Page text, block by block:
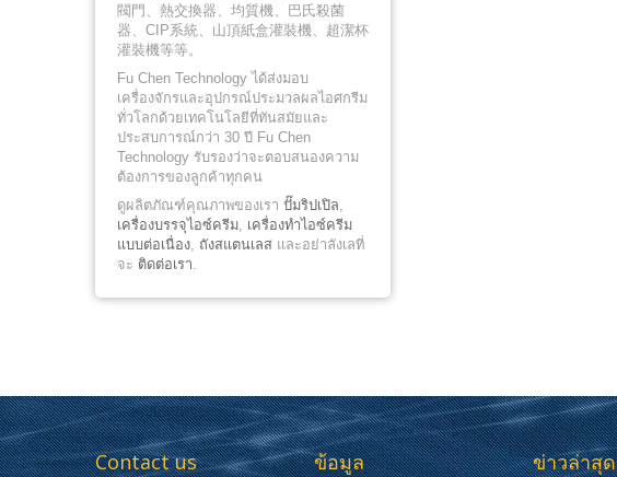
閥門、熱交換器、均質機、巴氏殺菌
器、CIP系統、山頂紙盒灌裝機、超潔杯
灌裝機等等。
Fu Chen Technology ได้ส่งมอบ
เครื่องจักรและอุปกรณ์ประมวลผลไอศกรีม
ทั่วโลกด้วยเทคโนโลยีที่ทันสมัยและ
ประสบการณ์กว่า 30 ปี Fu Chen
Technology รับรองว่าจะตอบสนองความ
ต้องการของลูกค้าทุกคน
ดูผลิตภัณฑ์คุณภาพของเรา ปั๊มริปเปิล,
เครื่องบรรจุไอซ์ครีม, เครื่องทำไอซ์ครีม
แบบต่อเนื่อง, ถังสแตนเลส และอย่าลังเลที่
จะ ติดต่อเรา.
Contact us ข้อมูล ข่าวล่าสุด